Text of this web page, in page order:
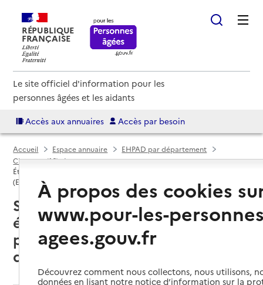
RÉPUBLIQUE
FRANÇAISE
Le site officiel d'information pour les
personnes âgées et les aidants
Accès aux annuaires Accès par besoin
Accueil Espace annuaire
EHPAD par département
Charente (16)
Établissement d'hébergement pour personnes âgées dépendantes
(EHPAD)
Segonzac (16130) : liste des
établissements d'hébergement
pour personnes âgées
dépendantes (EHPAD)
À propos des cookies
www.pour-les-
agees.gouv.fr
Découvrez comment nous collectons, nous utilisons,
données en lisant notre notice d’information sur la